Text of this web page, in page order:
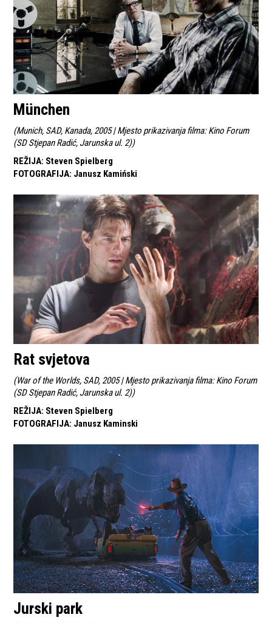
München
(Munich, SAD, Kanada, 2005 | Mjesto prikazivanja filma: Kino Forum
(SD Stjepan Radić, Jarunska ul. 2))
REŽIJA: Steven Spielberg
FOTOGRAFIJA: Janusz Kamiński
Rat svjetova
(War of the Worlds, SAD, 2005 | Mjesto prikazivanja filma: Kino Forum
(SD Stjepan Radić, Jarunska ul. 2))
REŽIJA: Steven Spielberg
FOTOGRAFIJA: Janusz Kaminski
Jurski park